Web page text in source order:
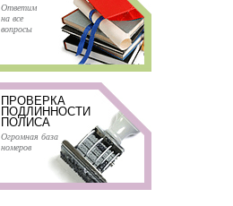
Ответим
на все
вопросы
ПРОВЕРКА
ПОДЛИННОСТИ
ПОЛИСА
Огромная база
номеров